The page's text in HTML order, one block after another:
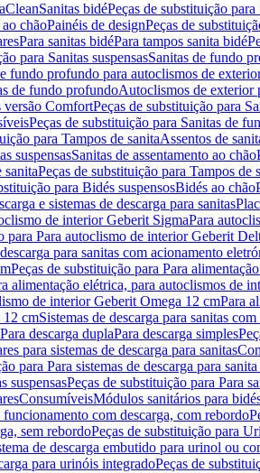
Sanitas bidéPeças de substituição
chãoPainéis de designPeças de
Para sanitas bidéPara tampos sanita bidé
para Sanitas suspensasSanitas de fundo
fundo profundo para autoclismos de
de fundo profundoAutoclismos de exterior
versão ComfortPeças de substituição para
Peças de substituição para Sanitas de
para Tampos de sanitaAssentos de
suspensasSanitas de assentamento ao chão
sanitaPeças de substituição para Tampos de
para Bidés suspensosBidés ao chão
e sistemas de descarga para sanitas
de interior Geberit SigmaPara
para Para autoclismo de interior Geberit
para sanitas com acionamento
Peças de substituição para Para
alimentação elétrica, para autoclismos de
de interior Geberit Omega 12 cmPara
12 cmSistemas de descarga para sanitas
descarga duplaPara descarga simples
para sistemas de descarga para sanitas
para Para sistemas de descarga para
suspensasPeças de substituição para Para
ConsumíveisMódulos sanitários para
com descarga, com rebordo
sem rebordoPeças de substituição para
de descarga embutido para urinol ou
para urinóis integradoPeças de